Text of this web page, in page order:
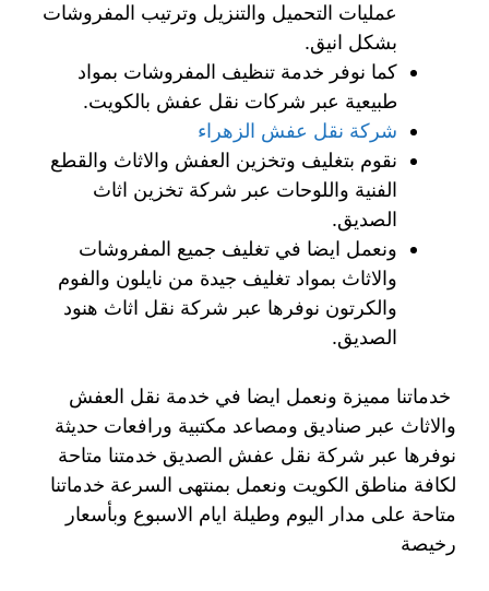
عمليات التحميل والتنزيل وترتيب المفروشات
بشكل انيق.
كما نوفر خدمة تنظيف المفروشات بمواد
طبيعية عبر شركات نقل عفش بالكويت.
شركة نقل عفش الزهراء
نقوم بتغليف وتخزين العفش والاثاث والقطع
الفنية واللوحات عبر شركة تخزين اثاث
الصديق.
ونعمل ايضا في تغليف جميع المفروشات
والاثاث بمواد تغليف جيدة من نايلون والفوم
والكرتون نوفرها عبر شركة نقل اثاث هنود
الصديق.
خدماتنا مميزة ونعمل ايضا في خدمة نقل العفش
والاثاث عبر صناديق ومصاعد مكتبية ورافعات حديثة
نوفرها عبر شركة نقل عفش الصديق خدمتنا متاحة
لكافة مناطق الكويت ونعمل بمنتهى السرعة خدماتنا
متاحة على مدار اليوم وطيلة ايام الاسبوع وبأسعار
رخيصة